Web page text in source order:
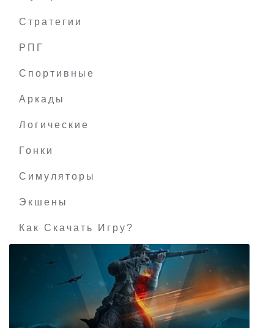
Стратегии
РПГ
Спортивные
Аркады
Логические
Гонки
Симуляторы
Экшены
Как Скачать Игру?